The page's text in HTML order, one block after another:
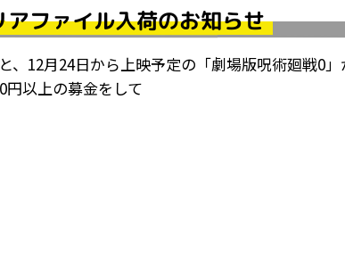
ファイル入荷のお知らせ
12月24日から上映予定の「劇場版呪術廻戦0」
円以上の募金をして